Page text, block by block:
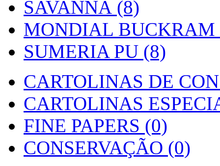
SAVANNA (8)
MONDIAL BUCKRAM
SUMERIA PU (8)
CARTOLINAS DE
CARTOLINAS
FINE PAPERS (0)
CONSERVAÇÃO (0)